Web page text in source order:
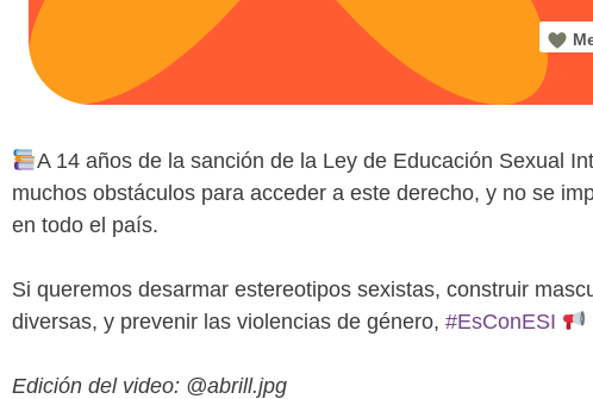
A 14 años de la sanción de la Ley de Educación Sexual
muchos obstáculos para acceder a este derecho, y no se
en todo el país.
Si queremos desarmar estereotipos sexistas, construir
diversas, y prevenir las violencias de género, #EsConESI
Edición del video: @abrill.jpg